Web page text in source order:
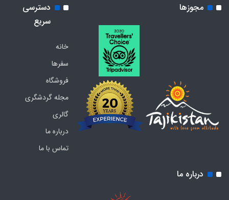
مجوزها
دسترسی
سریع
خانه
سفرها
فروشگاه
مجله گردشگری
گالری
درباره ما
تماس با ما
درباره ما